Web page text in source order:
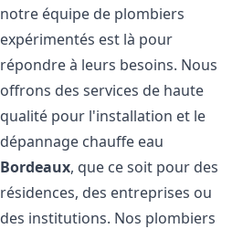
notre équipe de plombiers
expérimentés est là pour
répondre à leurs besoins. Nous
offrons des services de haute
qualité pour l'installation et le
dépannage chauffe eau
Bordeaux, que ce soit pour des
résidences, des entreprises ou
des institutions. Nos plombiers